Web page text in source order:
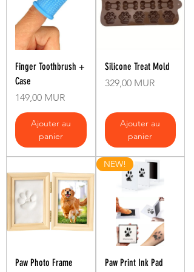
Finger Toothbrush +
Case
Prix
149,00 MUR
Ajouter au
panier
Silicone Treat Mold
Prix
329,00 MUR
Ajouter au
panier
Paw Photo Frame
NEW!
Paw Print Ink Pad